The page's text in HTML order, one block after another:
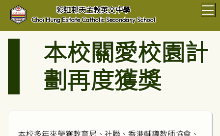
彩虹邨天主教英文中學
Choi Hung Estate Catholic Secondary School
本校關愛校園計
劃再度獲獎
本校多年來榮獲教育局、社聯、香港輔導教師協會、